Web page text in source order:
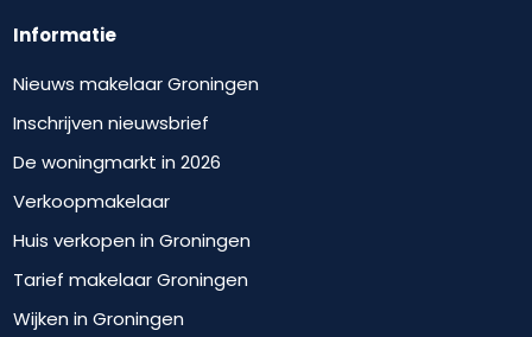
Informatie
Nieuws makelaar Groningen
Inschrijven nieuwsbrief
De woningmarkt in 2026
Verkoopmakelaar
Huis verkopen in Groningen
Tarief makelaar Groningen
Wijken in Groningen